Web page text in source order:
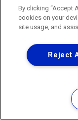
Rua Antônia Idelfina de
Rua José Vitorino
Rua Francisca Duarte
Rua Azarias Alves
Rua Maria de Lourdes
Rua Vicente Barbosa de
Rua Joaquim Alexandre
By clicking “Accept
cookies on your
site usage, and
Reject